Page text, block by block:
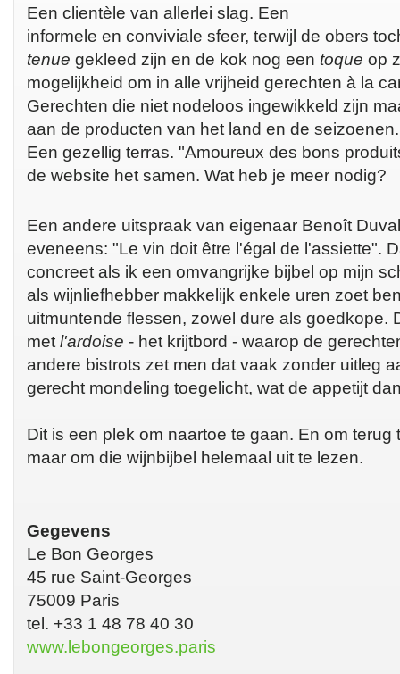
Een clientèle van allerlei slag. Een
informele en conviviale sfeer, terwijl de obers
tenue gekleed zijn en de kok nog een toque op
mogelijkheid om in alle vrijheid gerechten à la
Gerechten die niet nodeloos ingewikkeld zijn
aan de producten van het land en de
Een gezellig terras. "Amoureux des bons
de website het samen. Wat heb je meer nodig?
Een andere uitspraak van eigenaar Benoît
eveneens: "Le vin doit être l'égal de l'assiette".
concreet als ik een omvangrijke bijbel op mijn
als wijnliefhebber makkelijk enkele uren zoet
uitmuntende flessen, zowel dure als goedkope.
met l'ardoise - het krijtbord - waarop de
andere bistrots zet men dat vaak zonder uitleg
gerecht mondeling toegelicht, wat de appetijt
Dit is een plek om naartoe te gaan. En om terug
maar om die wijnbijbel helemaal uit te lezen.
Gegevens
Le Bon Georges
45 rue Saint-Georges
75009 Paris
tel. +33 1 48 78 40 30
www.lebongeorges.paris